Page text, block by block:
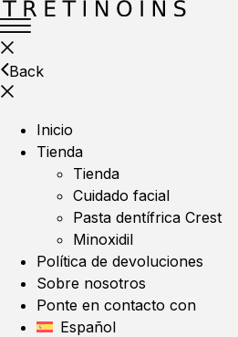
Back
Inicio
Tienda
Tienda
Cuidado facial
Pasta dentífrica Crest
Minoxidil
Política de devoluciones
Sobre nosotros
Ponte en contacto con
Español